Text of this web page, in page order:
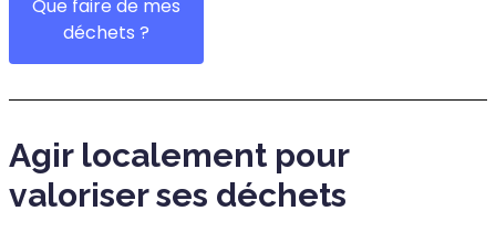
Que faire de mes
déchets ?
Agir localement pour
valoriser ses déchets